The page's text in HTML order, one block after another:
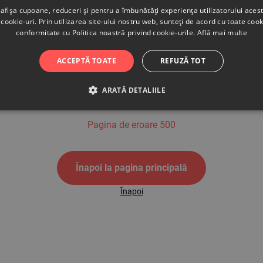
500
Pagina de eroare 500
Înapoi la pagina principală
Înapoi
cupoane, reduceri și pentru a îmbunătăți experiența utilizatorului
uri. Prin utilizarea site-ului nostru web, sunteți de acord cu toate
conformitate cu Politica noastră privind cookie-urile. Află mai multe
ACCEPTĂ TOATE REFUZĂ TOT
ARATĂ DETALIILE